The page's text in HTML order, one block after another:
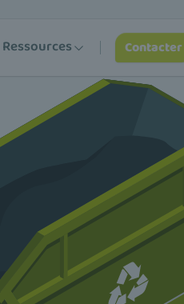
Ressources Contacter